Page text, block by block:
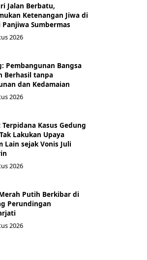
Jalan Berbatu,
Ketenangan Jiwa di
Panjiwa Sumbermas
2026
Pembangunan Bangsa
Berhasil tanpa
dan Kedamaian
2026
Terpidana Kasus Gedung
Lakukan Upaya
Lain sejak Vonis Juli
2026
Putih Berkibar di
Perundingan
2026